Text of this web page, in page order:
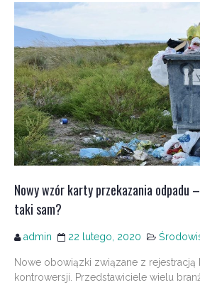
Nowy wzór karty przekazania odpadu
taki sam?
admin 22 lutego, 2020
Nowe obowiązki związane z rejestracją
kontrowersji. Przedstawiciele wielu